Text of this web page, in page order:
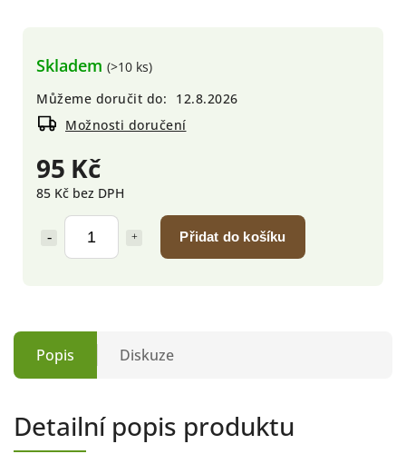
95 Kč
85 Kč bez DPH
Přidat do košíku
Skladem (>10 ks)
Můžeme doručit do:
12.8.2026
Možnosti doručení
Popis Diskuze
Detailní popis produktu